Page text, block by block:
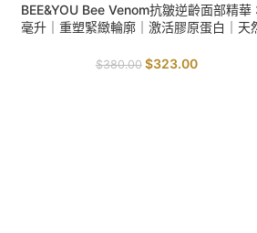
BEE&YOU Bee Venom抗皺逆齡面部精華
毫升｜重塑緊緻輪廓｜激活膠原蛋白｜天
$380.00 $323.00